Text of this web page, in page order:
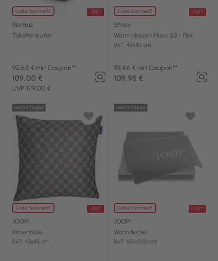
Code: Summer15 -15%**
Blomus
Toilettenbutler
92,65 € mit Coupon**
UVP 179,00 €
109,00 €
Code: Summer15 -15%**
Stoov
Wärmekissen Ploov S3 - Flex
BxT: 45x45 cm
93,46 € mit Coupon**
109,95 €
Code: Summer15 -15%**
noch 2 Tag(e)
JOOP!
Kissenhülle
BxT: 45x45 cm
Code: Summer15 -15%**
noch 2 Tag(e)
JOOP!
Wohndecke
BxT: 150x200 cm